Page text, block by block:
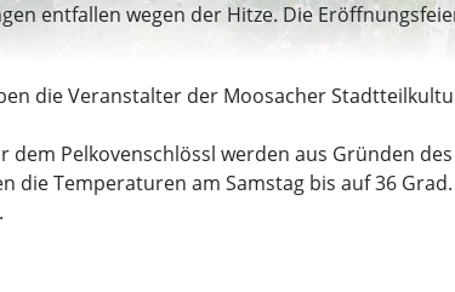
entfallen wegen der Hitze. Die
die Veranstalter der Moosacher
Pelkovenschlössl werden aus Gründen des
Temperaturen am Samstag bis auf 36